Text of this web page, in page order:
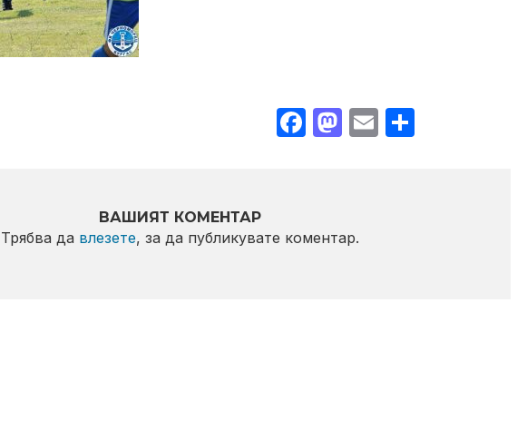
Facebook
Mastodon
EmailShare
ВАШИЯТ КОМЕНТАР
Трябва да влезете, за да публикувате коментар.